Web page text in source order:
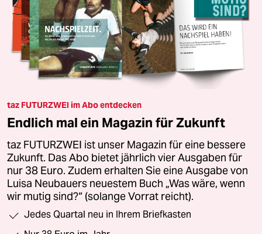
taz FUTURZWEI im Abo entdecken
Endlich mal ein Magazin für Zukunft
taz FUTURZWEI ist unser Magazin für eine bessere
Zukunft. Das Abo bietet jährlich vier Ausgaben für
nur 38 Euro. Zudem erhalten Sie eine Ausgabe von
Luisa Neubauers neuestem Buch „Was wäre, wenn
wir mutig sind?“ (solange Vorrat reicht).
Jedes Quartal neu in Ihrem Briefkasten